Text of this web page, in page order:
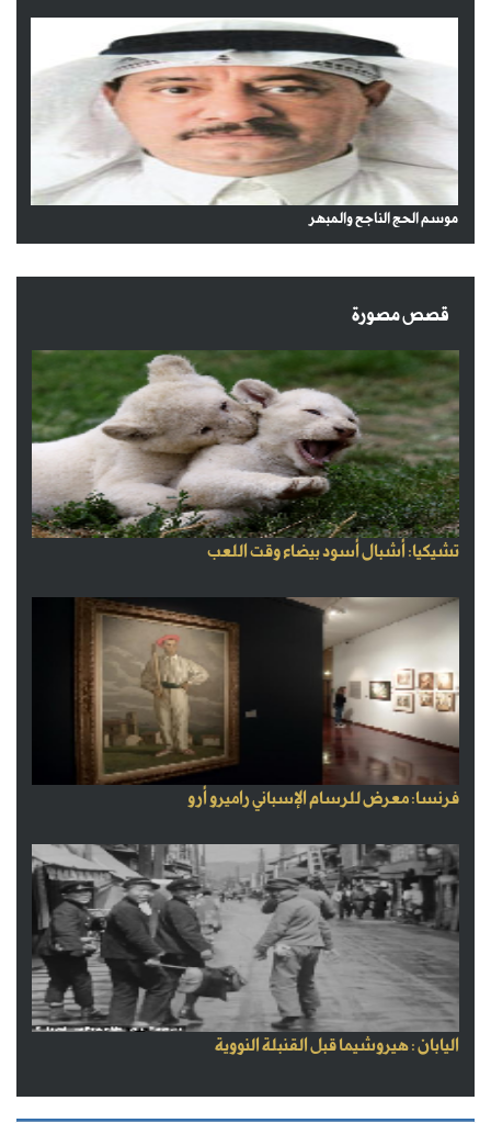
موسم الحج الناجح والمبهر
قصص مصورة
تشيكيا: أشبال أسود بيضاء وقت اللعب
فرنسا: معرض للرسام الإسباني راميرو أرو
اليابان : هيروشيما قبل القنبلة النووية